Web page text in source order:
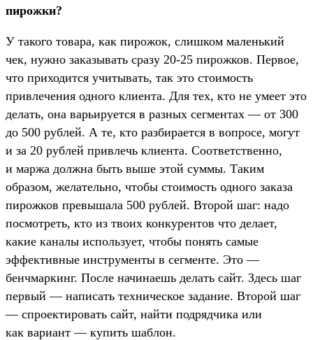
пирожки?
У такого товара, как пирожок, слишком маленький
чек, нужно заказывать сразу 20-25 пирожков. Первое,
что приходится учитывать, так это стоимость
привлечения одного клиента. Для тех, кто не умеет это
делать, она варьируется в разных сегментах — от 300
до 500 рублей. А те, кто разбирается в вопросе, могут
и за 20 рублей привлечь клиента. Соответственно,
и маржа должна быть выше этой суммы. Таким
образом, желательно, чтобы стоимость одного заказа
пирожков превышала 500 рублей. Второй шаг: надо
посмотреть, кто из твоих конкурентов что делает,
какие каналы использует, чтобы понять самые
эффективные инструменты в сегменте. Это —
бенчмаркинг. После начинаешь делать сайт. Здесь шаг
первый — написать техническое задание. Второй шаг
— спроектировать сайт, найти подрядчика или
как вариант — купить шаблон.